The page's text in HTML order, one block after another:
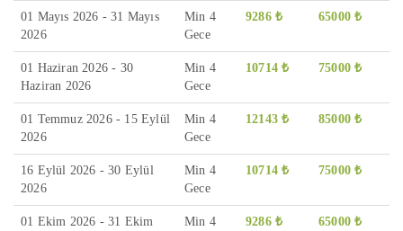
01 Mayıs 2026 - 31 Mayıs
2026
Min 4
Gece
9286 ₺ 65000 ₺
01 Haziran 2026 - 30
Haziran 2026
Min 4
Gece
10714 ₺ 75000 ₺
01 Temmuz 2026 - 15 Eylül
2026
Min 4
Gece
12143 ₺ 85000 ₺
16 Eylül 2026 - 30 Eylül
2026
Min 4
Gece
10714 ₺ 75000 ₺
01 Ekim 2026 - 31 Ekim
Min 4
9286 ₺ 65000 ₺